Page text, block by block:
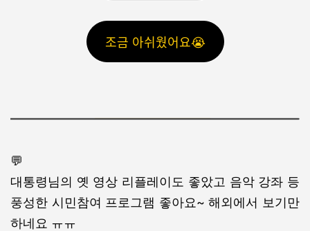
조금 아쉬웠어요😭
💬
대통령님의 옛 영상 리플레이도 좋았고 음악 강좌 등
풍성한 시민참여 프로그램 좋아요~ 해외에서 보기만
하네요 ㅠㅠ